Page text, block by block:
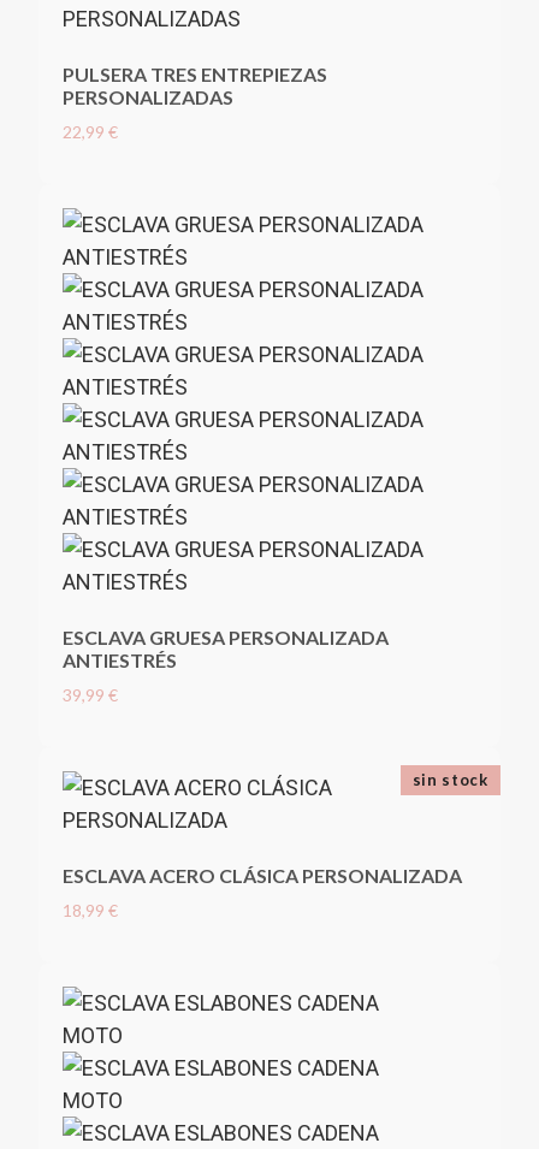
PULSERA TRES ENTREPIEZAS
PERSONALIZADAS
22,99 €
ESCLAVA GRUESA PERSONALIZADA
ANTIESTRÉS
39,99 €
ESCLAVA ACERO CLÁSICA PERSONALIZADA
18,99 €
sin stock